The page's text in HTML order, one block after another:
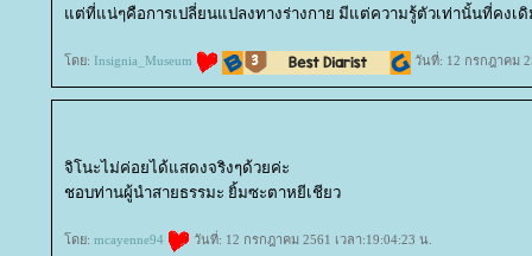
ต่ที่แน่ๆคือการเปลี่ยนแปลงทางร่างกาย มีแต่ความรู้ตัวเท่านั้นที่คงเ
ดย: Insignia_Museum วันที่: 12 กรกฎาคม
จิโนะไม่ค่อยได้แสดงจริงๆด้วยค่ะ
ชอบท่านผู้นำสายธรรมะ ยิ้มซะตาหยีเชียว
ดย: mcayenne94 วันที่: 12 กรกฎาคม 2561 เวลา:19:04:23 น.